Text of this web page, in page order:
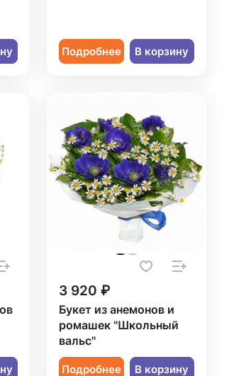
Подробнее В корзину
3 920 ₽
Букет из анемонов и
ромашек "Школьный
вальс"
Подробнее В корзину